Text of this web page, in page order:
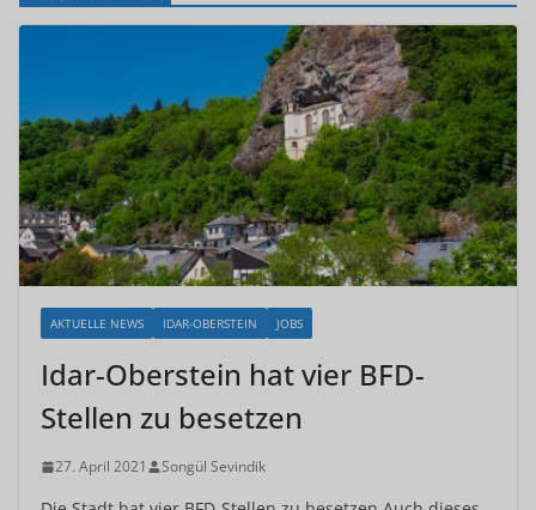
AKTUELLE NEWS IDAR-OBERSTEIN JOBS
Idar-Oberstein hat vier BFD-
Stellen zu besetzen
27. April 2021 Songül Sevindik